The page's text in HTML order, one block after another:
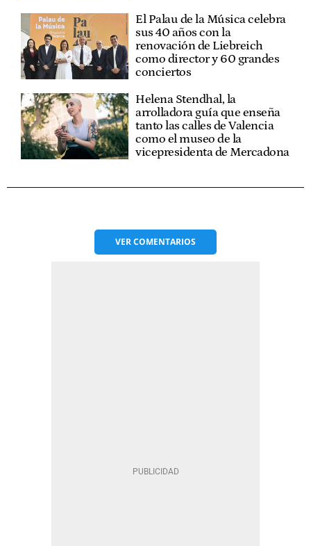
El Palau de la Música celebra
sus 40 años con la
renovación de Liebreich
como director y 60 grandes
conciertos
Helena Stendhal, la
arrolladora guía que enseña
tanto las calles de Valencia
como el museo de la
vicepresidenta de Mercadona
VERCOMENTARIOS